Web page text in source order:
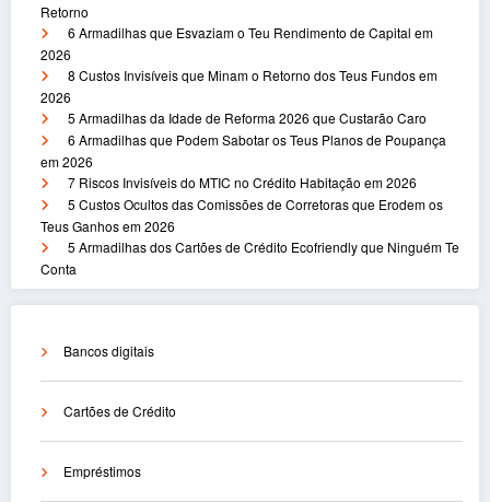
Retorno
6 Armadilhas que Esvaziam o Teu Rendimento de Capital em
2026
8 Custos Invisíveis que Minam o Retorno dos Teus Fundos em
2026
5 Armadilhas da Idade de Reforma 2026 que Custarão Caro
6 Armadilhas que Podem Sabotar os Teus Planos de Poupança
em 2026
7 Riscos Invisíveis do MTIC no Crédito Habitação em 2026
5 Custos Ocultos das Comissões de Corretoras que Erodem os
Teus Ganhos em 2026
5 Armadilhas dos Cartões de Crédito Ecofriendly que Ninguém Te
Conta
Bancos digitais
Cartões de Crédito
Empréstimos